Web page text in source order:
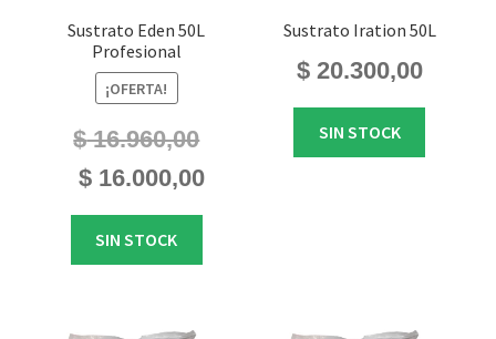
Sustrato Eden 50L
Profesional
¡OFERTA!
$16.960,00
El$ 16.000,00El
SIN STOCK
Sustrato Iration 50L
$20.300,00
SIN STOCK